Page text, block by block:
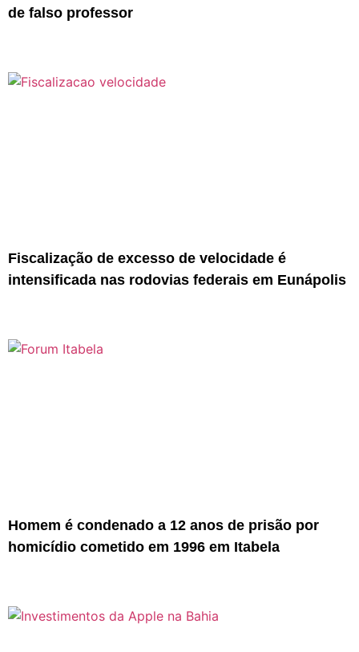
de falso professor
Fiscalização de excesso de velocidade é
intensificada nas rodovias federais em Eunápolis
Homem é condenado a 12 anos de prisão por
homicídio cometido em 1996 em Itabela